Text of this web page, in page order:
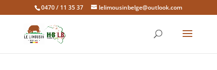
0470 / 11 35 37 lelimousinbelge@outlook.com